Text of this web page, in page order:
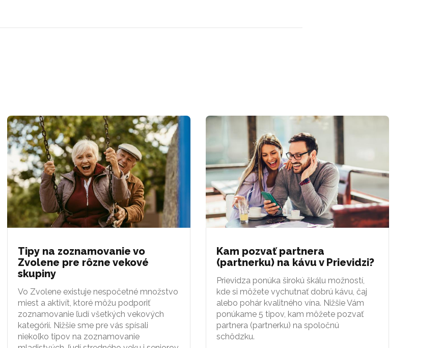
Tipy na zoznamovanie vo
Zvolene pre rôzne vekové
skupiny
Vo Zvolene existuje nespočetné množstvo
miest a aktivít, ktoré môžu podporiť
zoznamovanie ľudí všetkých vekových
kategórií. Nižšie sme pre vás spísali
niekoľko tipov na zoznamovanie
Kam pozvať partnera
(partnerku) na kávu v Prievidzi?
Prievidza ponúka širokú škálu možností,
kde si môžete vychutnať dobrú kávu, čaj
alebo pohár kvalitného vína. Nižšie Vám
ponúkame 5 tipov, kam môžete pozvať
partnera (partnerku) na spoločnú
schôdzku.